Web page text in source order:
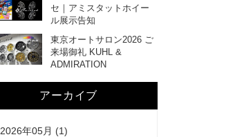
セ｜アミスタットホイー
ル展示告知
東京オートサロン2026 ご
来場御礼 KUHL &
ADMIRATION
アーカイブ
2026年05月 (1)